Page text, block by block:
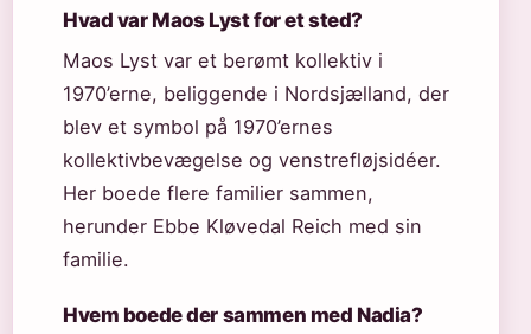
Hvad var Maos Lyst for et sted?
Maos Lyst var et berømt kollektiv i
1970’erne, beliggende i Nordsjælland, der
blev et symbol på 1970’ernes
kollektivbevægelse og venstrefløjsidéer.
Her boede flere familier sammen,
herunder Ebbe Kløvedal Reich med sin
familie.
Hvem boede der sammen med Nadia?